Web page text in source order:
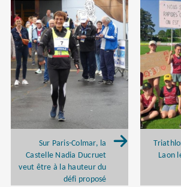
Sur Paris-Colmar, la
Castelle Nadia Ducruet
veut être à la hauteur du
défi proposé
Laon